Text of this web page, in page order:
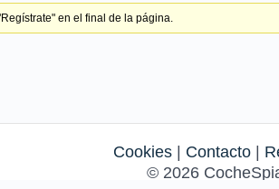
en el final de la página.
Cookies Contacto
© 2026